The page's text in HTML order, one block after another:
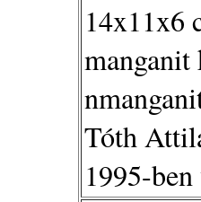
14x11x6
Tóth
1995-